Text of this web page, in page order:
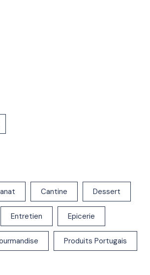
Cantine Dessert
Entretien Epicerie
Produits Portugais